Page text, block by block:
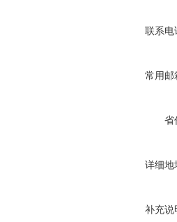
联系电
常用邮
省
详细地
补充说